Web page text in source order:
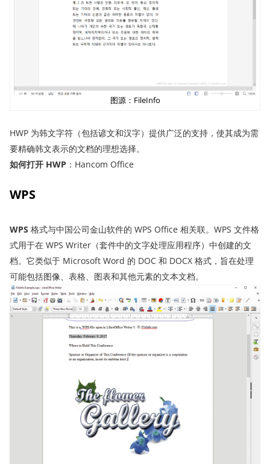
图源：FileInfo
HWP 为韩文字符（包括谚文和汉字）提供广泛的支持，使其成为需
要精确韩文表示的文档的理想选择。
如何打开 HWP ：Hancom Office
WPS
WPS 格式与中国公司金山软件的 WPS Office 相关联。WPS 文件格
式用于在 WPS Writer（套件中的文字处理应用程序）中创建的文
档。它类似于 Microsoft Word 的 DOC 和 DOCX 格式，旨在处理
可能包括图像、表格、图表和其他元素的文本文档。